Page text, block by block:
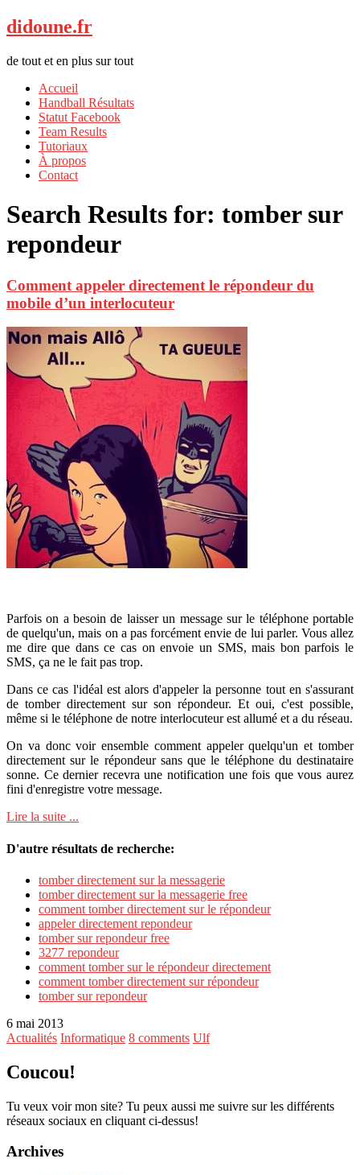
didoune.fr
de tout et en plus sur tout
Accueil
Handball Résultats
Statut Facebook
Team Results
Tutoriaux
À propos
Contact
Search Results for: tomber sur
repondeur
Comment appeler directement le répondeur du
mobile d’un interlocuteur
Parfois on a besoin de laisser un message sur le téléphone portable
de quelqu'un, mais on a pas forcément envie de lui parler. Vous allez
me dire que dans ce cas on envoie un SMS, mais bon parfois le
SMS, ça ne le fait pas trop.
Dans ce cas l'idéal est alors d'appeler la personne tout en s'assurant
de tomber directement sur son répondeur. Et oui, c'est possible,
même si le téléphone de notre interlocuteur est allumé et a du réseau.
On va donc voir ensemble comment appeler quelqu'un et tomber
directement sur le répondeur sans que le téléphone du destinataire
sonne. Ce dernier recevra une notification une fois que vous aurez
fini d'enregistre votre message.
Lire la suite ...
D'autre résultats de recherche:
tomber directement sur la messagerie
tomber directement sur la messagerie free
comment tomber directement sur le répondeur
appeler directement repondeur
tomber sur repondeur free
3277 repondeur
comment tomber sur le répondeur directement
comment tomber directement sur répondeur
tomber sur repondeur
6 mai 2013
Actualités Informatique 8 comments Ulf
Coucou!
Tu veux voir mon site? Tu peux aussi me suivre sur les différents
réseaux sociaux en cliquant ci-dessus!
Archives